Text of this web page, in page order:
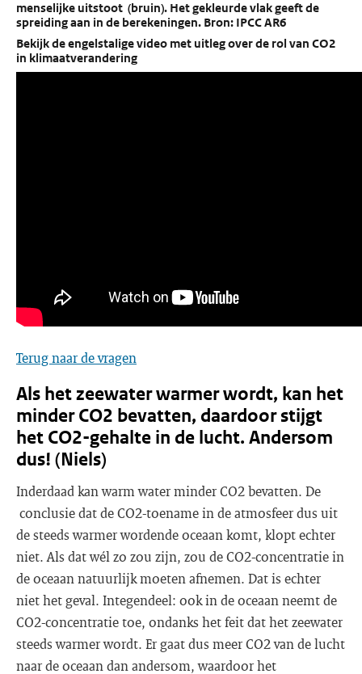
menselijke uitstoot (bruin). Het gekleurde vlak geeft de
spreiding aan in de berekeningen. Bron: IPCC AR6
Bekijk de engelstalige video met uitleg over de rol van CO2
in klimaatverandering
Terug naar de vragen
Als het zeewater warmer wordt, kan het
minder CO2 bevatten, daardoor stijgt
het CO2-gehalte in de lucht. Andersom
dus! (Niels)
Inderdaad kan warm water minder CO2 bevatten. De
conclusie dat de CO2-toename in de atmosfeer dus uit
de steeds warmer wordende oceaan komt, klopt echter
niet. Als dat wél zo zou zijn, zou de CO2-concentratie in
de oceaan natuurlijk moeten afnemen. Dat is echter
niet het geval. Integendeel: ook in de oceaan neemt de
CO2-concentratie toe, ondanks het feit dat het zeewater
steeds warmer wordt. Er gaat dus meer CO2 van de lucht
naar de oceaan dan andersom, waardoor het